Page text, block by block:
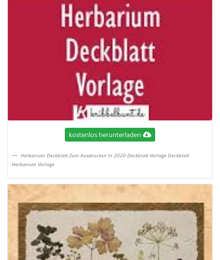
kostenlos herunterladen
Herbarium Deckblatt Zum Ausdrucken In 2020 Deckblatt Vorlage Deckblatt
Herbarium Vorlage